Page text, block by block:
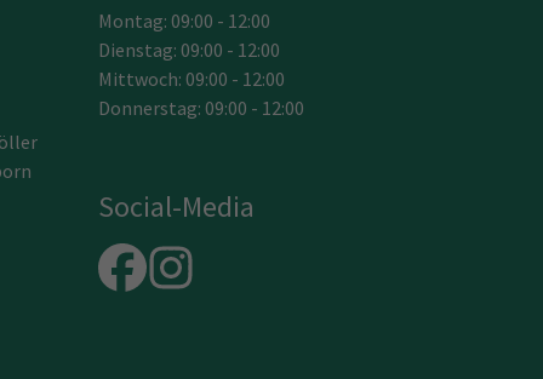
Montag: 09:00 - 12:00
Dienstag: 09:00 - 12:00
Mittwoch: 09:00 - 12:00
Donnerstag: 09:00 - 12:00
Social-Media